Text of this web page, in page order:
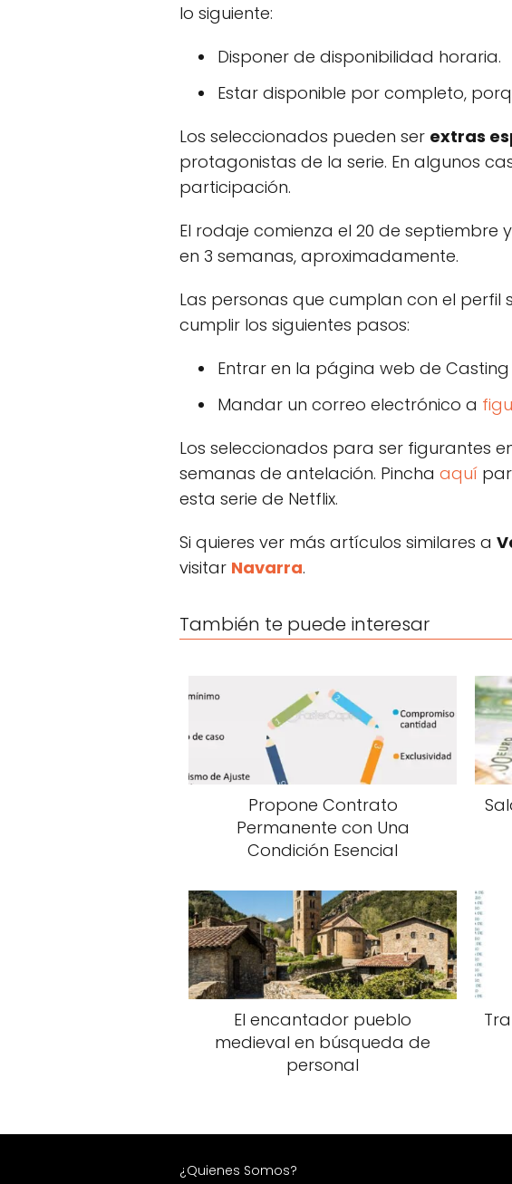
lo siguiente:
Disponer de disponibilidad horaria.
Estar disponible por completo,
Los seleccionados pueden ser extras
protagonistas de la serie. En algunos
participación.
El rodaje comienza el 20 de septiembre y
en 3 semanas, aproximadamente.
Las personas que cumplan con el
cumplir los siguientes pasos:
Entrar en la página web de
Mandar un correo electrónico a
Los seleccionados para ser figurantes
semanas de antelación. Pincha aquí
esta serie de Netflix.
Si quieres ver más artículos similares a
visitar Navarra.
También te puede interesar
Propone Contrato
Permanente con Una
Condición Esencial
El encantador pueblo
medieval en búsqueda de
personal
¿Quienes Somos?